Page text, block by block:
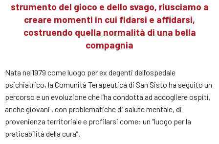
strumento del gioco e dello svago, riusciamo a
creare momenti in cui fidarsi e affidarsi,
costruendo quella normalità di una bella
compagnia
Nata nel1979 come luogo per ex degenti dell’ospedale
psichiatrico, la Comunità Terapeutica di San Sisto ha seguito un
percorso e un evoluzione che l’ha condotta ad accogliere ospiti,
anche giovani , con problematiche di salute mentale, di
provenienza territoriale e profilarsi come: un “luogo per la
praticabilità della cura”.